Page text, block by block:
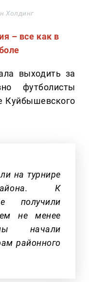
Холдинг
– все как в
выходить за
футболисты
Куйбышевского
на турнире
К
получили
не менее
начали
районного